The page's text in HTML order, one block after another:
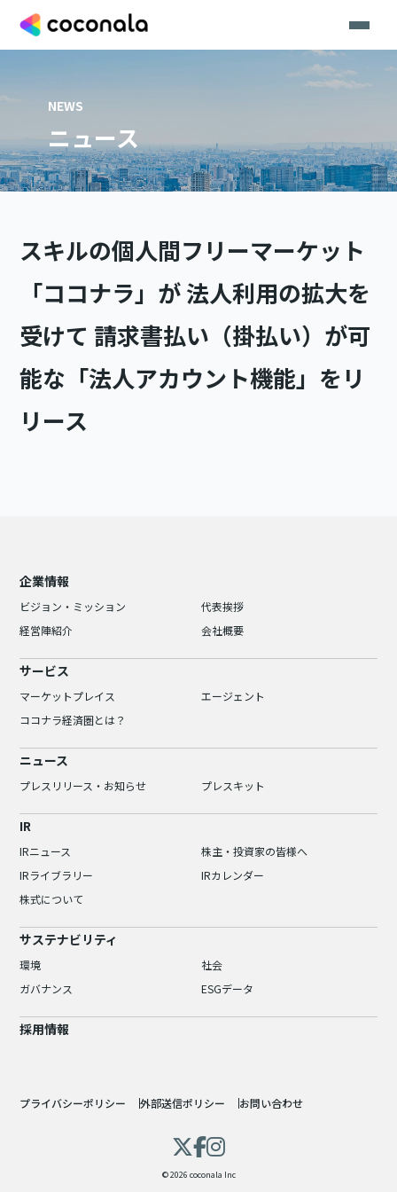
NEWS
ニュース
スキルの個人間フリーマーケット
「ココナラ」が 法人利用の拡大を
受けて 請求書払い（掛払い）が可
能な「法人アカウント機能」をリ
リース
企業情報
ビジョン・ミッション
代表挨拶
経営陣紹介
会社概要
サービス
マーケットプレイス
エージェント
ココナラ経済圏とは？
ニュース
プレスリリース・お知らせ プレスキット
IR
IRニュース
株主・投資家の皆様へ
IRライブラリー
IRカレンダー
株式について
サステナビリティ
環境
社会
ガバナンス
ESGデータ
採用情報
プライバシーポリシー 外部送信ポリシー お問い合わせ
© 2026 coconala Inc